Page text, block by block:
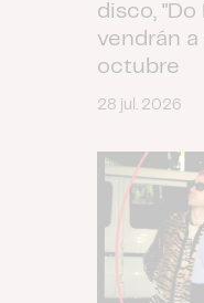
disco, "Do
vendrán
octubre
28 jul. 2026